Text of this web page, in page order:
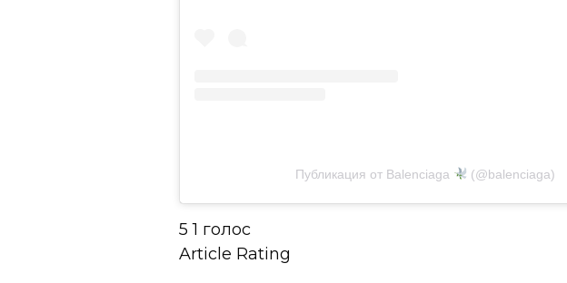
Публикация от Balenciaga (@balenciaga)
5 1 голос
Article Rating